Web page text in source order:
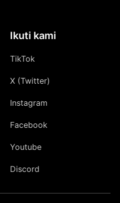
Ikuti kami
TikTok
X (Twitter)
Instagram
Facebook
Youtube
Discord